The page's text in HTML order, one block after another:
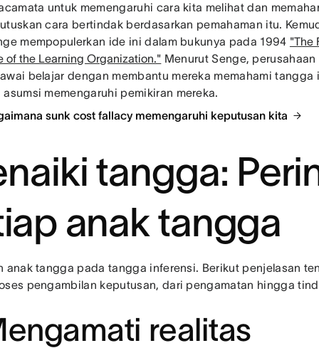
untuk memengaruhi cara kita melihat dan
cara bertindak berdasarkan pemahaman itu.
mempopulerkan ide ini dalam bukunya pada 1994 "The
of the Learning Organization." Menurut Senge,
belajar dengan membantu mereka memahami tangga
memengaruhi pemikiran mereka.
sunk cost fallacy memengaruhi keputusan kita
tangga:
anak tangga
anak tangga pada tangga inferensi. Berikut penjelasan
pengambilan keputusan, dari pengamatan hingga
realitas